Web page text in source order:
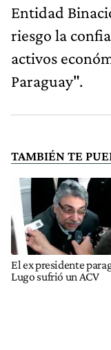
Entidad
riesgo la
activos
Paraguay".
TAMBIÉN TE
El ex presidente
Lugo sufrió un ACV